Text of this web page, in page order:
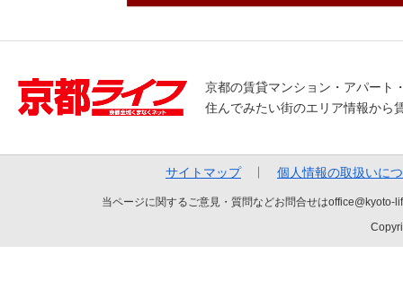
京都の賃貸マンション・アパート
住んでみたい街のエリア情報から
サイトマップ 個人情報の取扱いに
当ページに関するご意見・質問などお問合せは